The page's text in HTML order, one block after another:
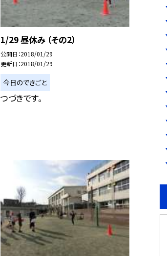
1/29 昼休み （その2）
公開日 2018/01/29
更新日 2018/01/29
今日のできごと
つづきです。